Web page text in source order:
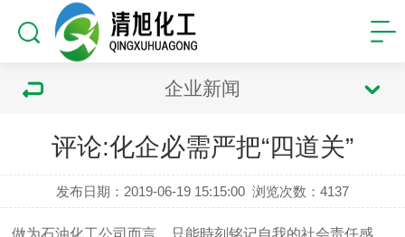
企业新闻
评论:化企必需严把“四道关”
发布日期：2019-06-19 15:15:00 浏览次数：4137
做为石油化工公司而言，只能時刻铭记自我的社会责任感，